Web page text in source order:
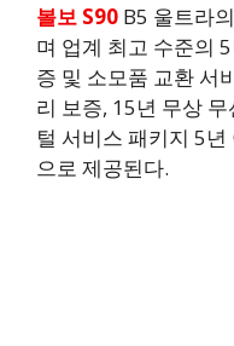
볼보 S90 B5 울트라
며 업계 최고 수준의
증 및 소모품 교환 서
리 보증, 15년 무상
털 서비스 패키지 5
으로 제공된다.